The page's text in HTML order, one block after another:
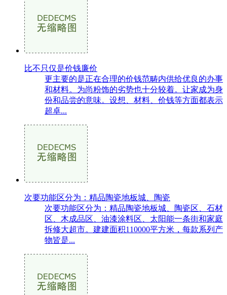
比不只仅是价钱廉价
更主要的是正在合理的价钱范畴内供给优良的办事
和材料。为尚粉饰的劣势也十分较着。让家成为身
份和品尝的意味。设想、材料、价钱等方面都表示
超卓...
次要功能区分为：精品陶瓷地板城、陶瓷
次要功能区分为：精品陶瓷地板城、陶瓷区、石材
区、木成品区、油漆涂料区、太阳能一条街和家庭
拆修大超市。建建面积110000平方米，每款系列产
物皆是...